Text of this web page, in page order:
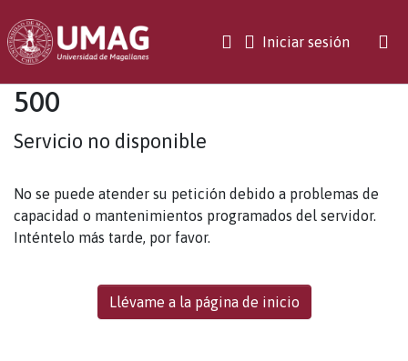
Iniciar sesión(current)
500
Servicio no disponible
No se puede atender su petición debido a problemas de
capacidad o mantenimientos programados del servidor.
Inténtelo más tarde, por favor.
Llévame a la página de inicio